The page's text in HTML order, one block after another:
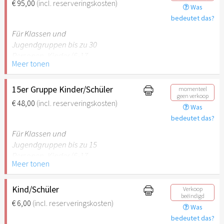
empfehlenswert.
€ 95,00 (incl. reserveringskosten)
Was
bedeutet das?
Für Klassen und
Jugendgruppen bis zu 30
Jahre) oder Schüler mit
Schülerausweis inklusive
erwachsene Begleitperson.
Hinweis: Für Kinder unter 6
Stuttgart nicht
empfehlenswert.
Meer tonen
15er Gruppe Kinder/Schüler
€ 48,00 (incl. reserveringskosten)
momenteel
geen verkoop
Was
bedeutet das?
Für Klassen und
Jugendgruppen bis zu 15
Jahre) oder Schüler mit
Schülerausweis inklusive
erwachsene Begleitperson.
Hinweis: Für Kinder unter 6
Meer tonen
Kind/Schüler
€ 6,00 (incl. reserveringskosten)
Verkoop
beëindigd
Was
bedeutet das?